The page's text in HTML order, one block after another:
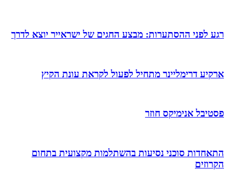
רגע לפני ההסתערות: מבצע החגים של ישראייר יוצא לדרך
ארקיע דרימליינר מתחיל לפעול לקראת עונת הקיץ
פסטיבל אנימיקס חוזר
התאחדות סוכני נסיעות בהשתלמות מקצועית בתחום
הקרוזים